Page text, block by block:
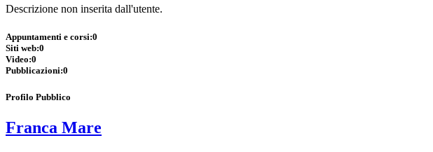
Descrizione non inserita dall'utente.
Appuntamenti e corsi:0
Siti web:0
Video:0
Pubblicazioni:0
Profilo Pubblico
Franca Mare